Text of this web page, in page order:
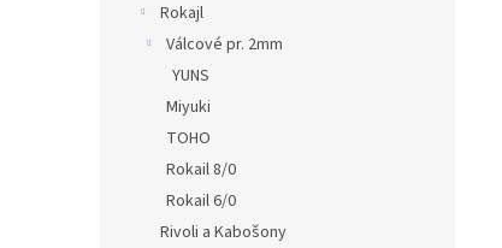
Rokajl
Válcové pr. 2mm
YUNS
Miyuki
TOHO
Rokail 8/0
Rokail 6/0
Rivoli a Kabošony